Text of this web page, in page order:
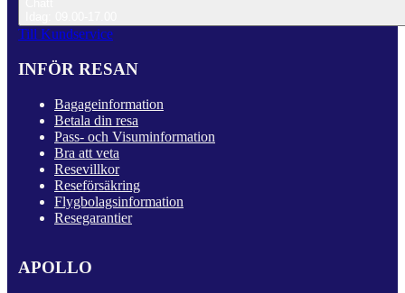
Till Kundservice
INFÖR RESAN
Bagageinformation
Betala din resa
Pass- och Visuminformation
Bra att veta
Resevillkor
Reseförsäkring
Flygbolagsinformation
Resegarantier
APOLLO